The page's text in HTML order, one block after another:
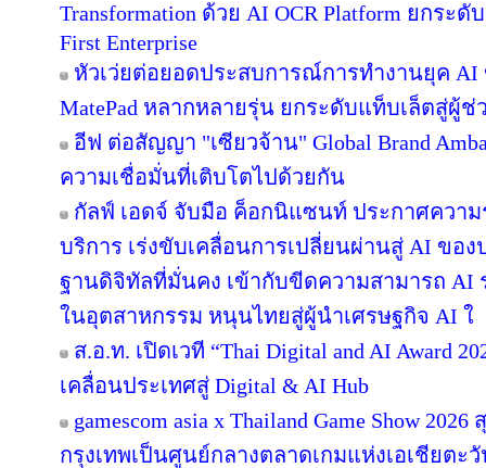
Transformation ด้วย AI OCR Platform ยกระ
First Enterprise
หัวเว่ยต่อยอดประสบการณ์การทำงานยุค AI
MatePad หลากหลายรุ่น ยกระดับแท็บเล็ตสู่ผู้
อีฟ ต่อสัญญา "เซียวจ้าน" Global Brand
ความเชื่อมั่นที่เติบโตไปด้วยกัน
กัลฟ์ เอดจ์ จับมือ ค็อกนิแซนท์ ประกาศควา
บริการ เร่งขับเคลื่อนการเปลี่ยนผ่านสู่ AI ขอ
ฐานดิจิทัลที่มั่นคง เข้ากับขีดความสามารถ AI
ในอุตสาหกรรม หนุนไทยสู่ผู้นำเศรษฐกิจ AI ใ
ส.อ.ท. เปิดเวที “Thai Digital and AI Award
เคลื่อนประเทศสู่ Digital & AI Hub
gamescom asia x Thailand Game Show
กรุงเทพเป็นศูนย์กลางตลาดเกมแห่งเอเชียต